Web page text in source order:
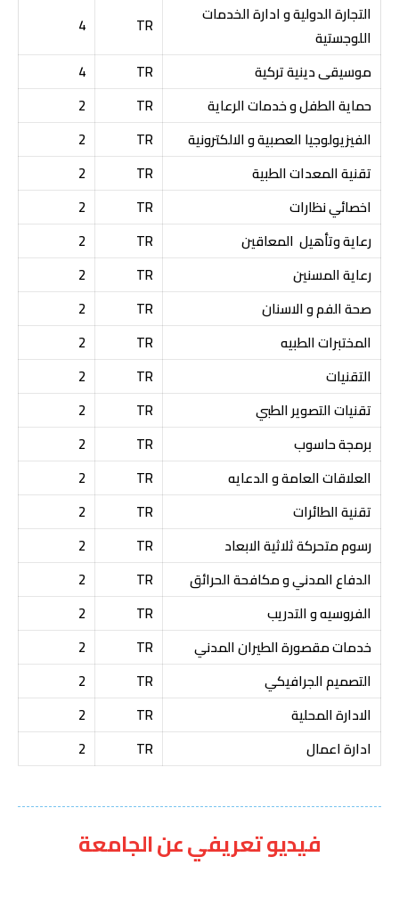
التجارة الدولية و ادارة الخدمات
اللوجستية
TR
4
موسيقى دينية تركية
TR
4
حماية الطفل و خدمات الرعاية
TR
2
الفيزيولوجيا العصبية و الالكترونية
TR
2
تقنية المعدات الطبية
TR
2
اخصائي نظارات
TR
2
رعاية وتأهيل المعاقين
TR
2
رعاية المسنين
TR
2
صحة الفم و الاسنان
TR
2
المختبرات الطبيه
TR
2
التقنيات
TR
2
تقنيات التصوير الطبي
TR
2
برمجة حاسوب
TR
2
العلاقات العامة و الدعايه
TR
2
تقنية الطائرات
TR
2
رسوم متحركة ثلاثية الابعاد
TR
2
الدفاع المدني و مكافحة الحرائق
TR
2
الفروسيه و التدريب
TR
2
خدمات مقصورة الطيران المدني
TR
2
التصميم الجرافيكي
TR
2
الادارة المحلية
TR
2
ادارة اعمال
TR
2
فيديو تعريفي عن الجامعة